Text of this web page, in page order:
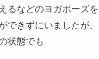
るなどのヨガポーズを
できずにいましたが、
状態でも